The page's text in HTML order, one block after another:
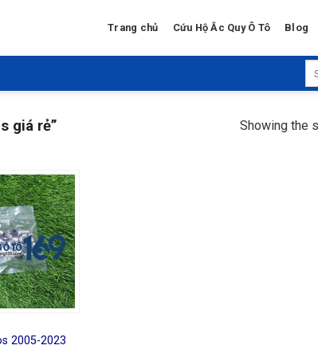
Trang chủ Cứu Hộ Ắc Quy Ô Tô Blog
giá rẻ” Showing the
2005-2023